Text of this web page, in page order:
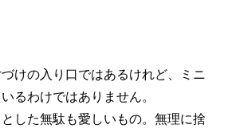
けの入り口ではあるけれど、ミニ
るわけではありません。
した無駄も愛しいもの。無理に捨